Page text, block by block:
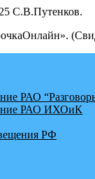
С.В.Путенков.
РАО
РАО ИХОиК
РФ